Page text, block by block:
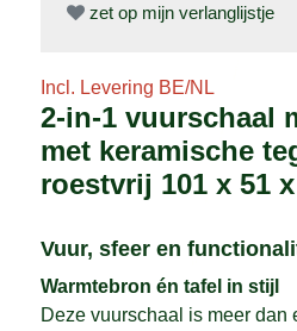
zet op mijn verlanglijstje
Incl. Levering BE/NL
2-in-1 vuurschaal
met keramische
roestvrij 101 x 51
Vuur, sfeer en
Warmtebron én tafel in stijl
Deze vuurschaal is meer dan